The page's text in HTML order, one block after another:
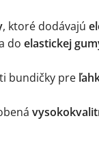
, ktoré dodávajú
do elastickej
bundičky pre